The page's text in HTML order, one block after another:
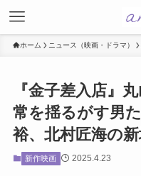
ホーム ニュース（映画・ドラマ）
『金子差入店』
常を揺るがす男
裕、北村匠海の
新作映画 2025.4.23